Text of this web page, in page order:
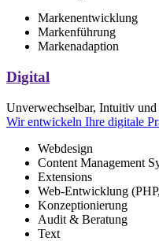
Markenentwicklung
Markenführung
Markenadaption
Digital
Unverwechselbar, Intuitiv
Wir entwickeln Ihre digitale
Webdesign
Content Management
Extensions
Web-Entwicklung
Konzeptionierung
Audit & Beratung
Text